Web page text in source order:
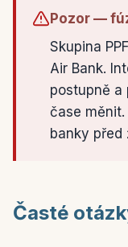
Pozor —
Skupina
Air Bank.
postupně a
čase
banky před
Časté